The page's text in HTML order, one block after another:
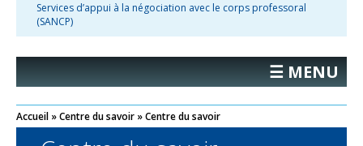
Services d’appui à la négociation avec le corps professoral
(SANCP)
☰ MENU
Accueil »Centre du savoir »Centre du savoir